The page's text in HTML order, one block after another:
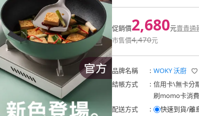
促銷價2,680元賣貴通
市售價4,470元
品牌名稱 : WOKY 沃廚
結帳方式
: 信用卡\無卡分
刷momo卡消
配送方式
: 快速到貨/離